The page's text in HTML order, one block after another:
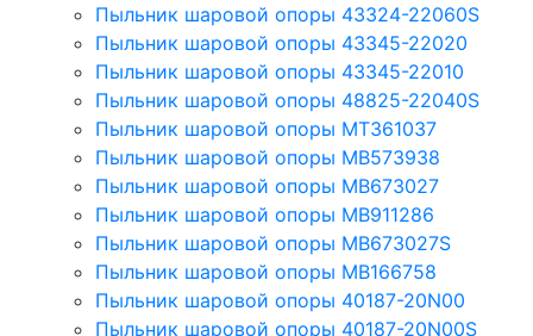
Пыльник шаровой опоры 43324-22060S
Пыльник шаровой опоры 43345-22020
Пыльник шаровой опоры 43345-22010
Пыльник шаровой опоры 48825-22040S
Пыльник шаровой опоры MT361037
Пыльник шаровой опоры MB573938
Пыльник шаровой опоры MB673027
Пыльник шаровой опоры MB911286
Пыльник шаровой опоры MB673027S
Пыльник шаровой опоры MB166758
Пыльник шаровой опоры 40187-20N00
Пыльник шаровой опоры 40187-20N00S